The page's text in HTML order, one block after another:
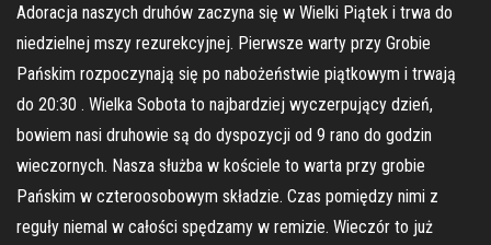
Adoracja naszych druhów zaczyna się w Wielki Piątek i trwa do
niedzielnej mszy rezurekcyjnej. Pierwsze warty przy Grobie
Pańskim rozpoczynają się po nabożeństwie piątkowym i trwają
do 20:30 . Wielka Sobota to najbardziej wyczerpujący dzień,
bowiem nasi druhowie są do dyspozycji od 9 rano do godzin
wieczornych. Nasza służba w kościele to warta przy grobie
Pańskim w czteroosobowym składzie. Czas pomiędzy nimi z
reguły niemal w całości spędzamy w remizie. Wieczór to już